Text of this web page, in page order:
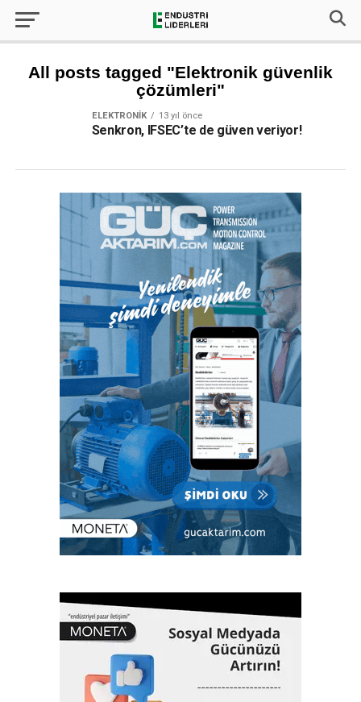
All posts tagged "Elektronik güvenlik
çözümleri"
ELEKTRONIK 13 yıl önce
Senkron, IFSEC’te de güven veriyor!